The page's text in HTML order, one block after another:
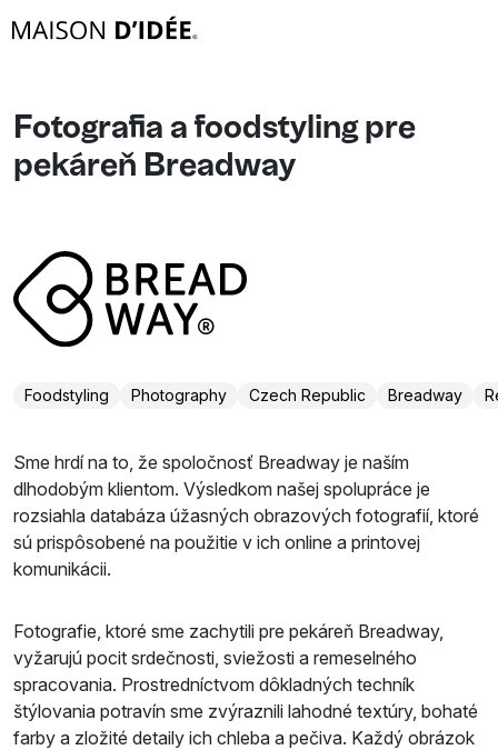
Fotografia a foodstyling pre
pekáreň Breadway
Foodstyling Photography Czech Republic Breadway
Sme hrdí na to, že spoločnosť Breadway je naším
dlhodobým klientom. Výsledkom našej spolupráce je
rozsiahla databáza úžasných obrazových fotografií, ktoré
sú prispôsobené na použitie v ich online a printovej
komunikácii.
Fotografie, ktoré sme zachytili pre pekáreň Breadway,
vyžarujú pocit srdečnosti, sviežosti a remeselného
spracovania. Prostredníctvom dôkladných techník
štýlovania potravín sme zvýraznili lahodné textúry, bohaté
farby a zložité detaily ich chleba a pečiva. Každý obrázok